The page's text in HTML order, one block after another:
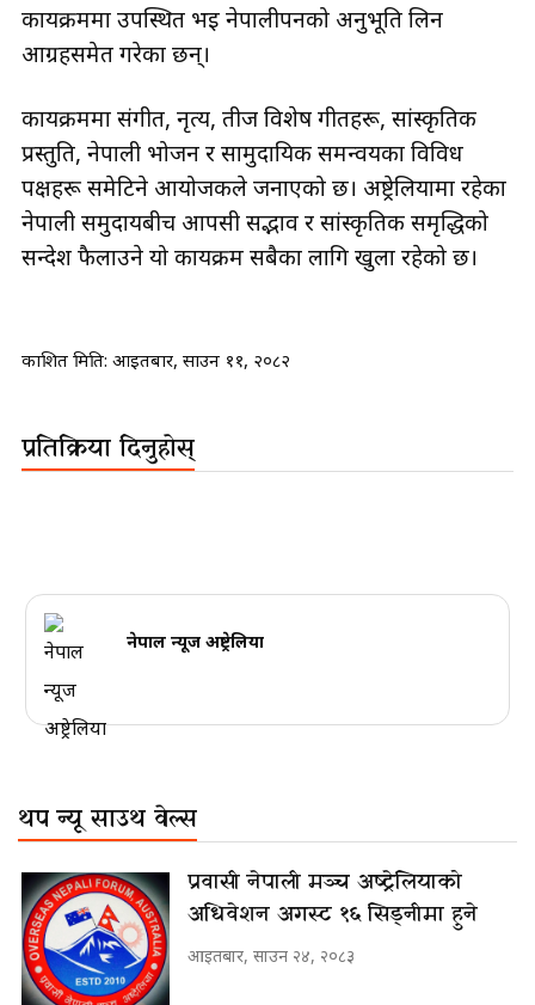
कार्यक्रममा उपस्थित भई नेपालीपनको अनुभूति लिन
आग्रहसमेत गरेका छन्।
कार्यक्रममा संगीत, नृत्य, तीज विशेष गीतहरू, सांस्कृतिक
प्रस्तुति, नेपाली भोजन र सामुदायिक समन्वयका विविध
पक्षहरू समेटिने आयोजकले जनाएको छ। अष्ट्रेलियामा रहेका
नेपाली समुदायबीच आपसी सद्भाव र सांस्कृतिक समृद्धिको
सन्देश फैलाउने यो कार्यक्रम सबैका लागि खुला रहेको छ।
प्रकाशित मिति: आइतबार, साउन ११, २०८२
प्रतिक्रिया दिनुहोस्
नेपाल न्यूज अष्ट्रेलिया
थप न्यू साउथ वेल्स
प्रवासी नेपाली मञ्च अष्ट्रेलियाको
अधिवेशन अगस्ट १६ सिड्नीमा हुने
आइतबार, साउन २४, २०८३